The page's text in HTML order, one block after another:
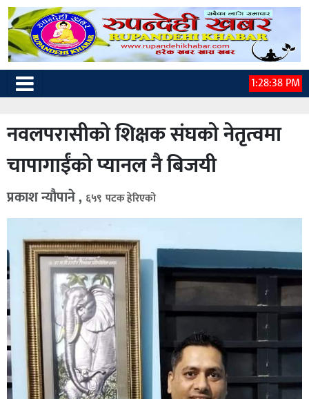
1:28:39 PM
नवलपरासीको शिक्षक संघको नेतृत्वमा
चापागाईंको प्यानल नै बिजयी
प्रकाश न्यौपाने , ६५९ पटक हेरिएको